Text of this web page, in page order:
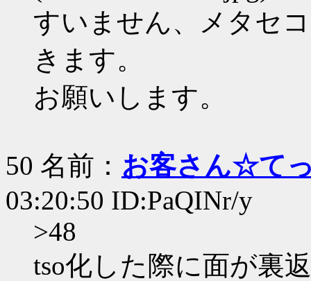
すいません、メタセ
きます。
お願いします。
50 名前： お客さん☆て
03:20:50 ID:PaQINr/y
>48
tso化した際に面が裏